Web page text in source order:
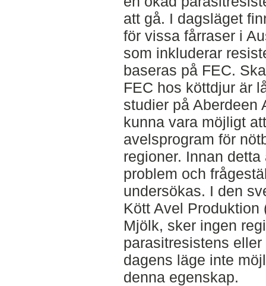
att gå. I dagsläget
för vissa fårraser i
som inkluderar
baseras på FEC.
FEC hos köttdjur är
studier på Aberdeen
kunna vara möjligt
avelsprogram för
regioner. Innan
problem och
undersökas. I den
Kött Avel
Mjölk, sker ingen
parasitresistens
dagens läge inte
denna egenskap.